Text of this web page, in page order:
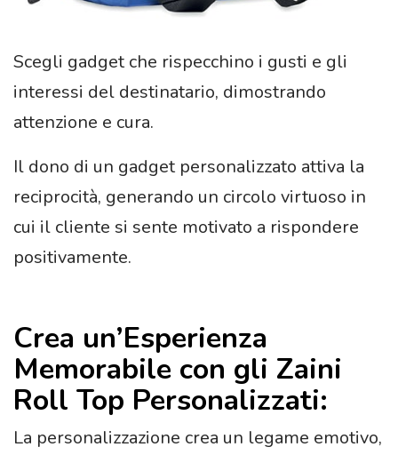
Scegli gadget che rispecchino i gusti e gli
interessi del destinatario, dimostrando
attenzione e cura.
Il dono di un gadget personalizzato attiva la
reciprocità, generando un circolo virtuoso in
cui il cliente si sente motivato a rispondere
positivamente.
Crea un’Esperienza
Memorabile con gli Zaini
Roll Top Personalizzati:
La personalizzazione crea un legame emotivo,